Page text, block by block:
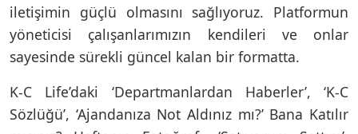
iletişimin güçlü olmasını sağlıyoruz. Platformun
yöneticisi çalışanlarımızın kendileri ve onlar
sayesinde sürekli güncel kalan bir formatta.
K-C Life’daki ‘Departmanlardan Haberler’, ‘K-C
Sözlüğü’, ‘Ajandanıza Not Aldınız mı?’ Bana Katılır